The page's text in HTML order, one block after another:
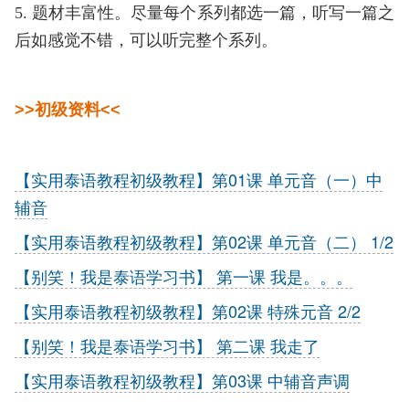
5. 题材丰富性。尽量每个系列都选一篇，听写一篇之
后如感觉不错，可以听完整个系列。
>>初级资料<<
【实用泰语教程初级教程】第01课 单元音（一）中
辅音
【实用泰语教程初级教程】第02课 单元音（二） 1/2
【别笑！我是泰语学习书】 第一课 我是。。。
【实用泰语教程初级教程】第02课 特殊元音 2/2
【别笑！我是泰语学习书】 第二课 我走了
【实用泰语教程初级教程】第03课 中辅音声调